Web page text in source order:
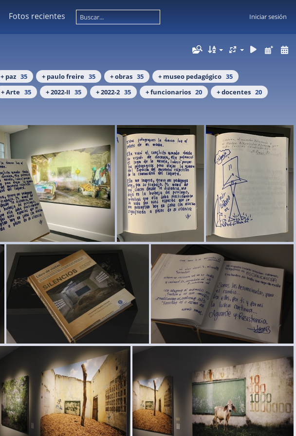
Fotos recientes Iniciar sesión
+ paz 35 + paulo freire 35 + obras 35 + museo pedagógico 35
+ Arte 35 + 2022-II 35 + 2022-2 35 + funcionarios 20 + docentes 20
Exposicion Silencios 40 Exposicion Silencios 39 Exposicion Silencios 38
Exposicion Silencios 34 Exposicion Silencios 33